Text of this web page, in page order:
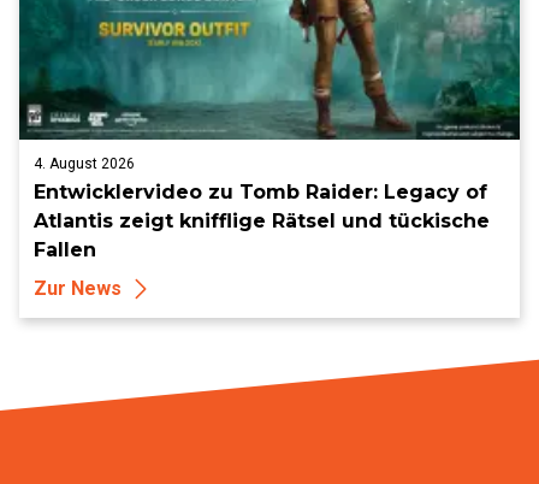
4. August 2026
Entwicklervideo zu Tomb Raider: Legacy of
Atlantis zeigt knifflige Rätsel und tückische
Fallen
Zur News